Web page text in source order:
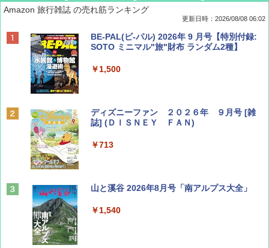
Amazon 旅行雑誌 の売れ筋ランキング
更新日時：2026/08/08 06:02
BE-PAL(ビ-パル) 2026年 9 月号【特別付録:
SOTO ミニマル"旅"財布 ランダム2種】
￥1,500
ディズニーファン ２０２６年 ９月号 [雑
誌] (ＤＩＳＮＥＹ ＦＡＮ)
￥713
山と溪谷 2026年8月号「南アルプス大全」
￥1,540